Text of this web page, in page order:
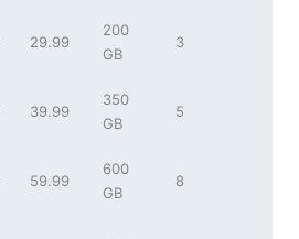
29.99
200
GB
3
39.99
350
GB
5
59.99
600
GB
8